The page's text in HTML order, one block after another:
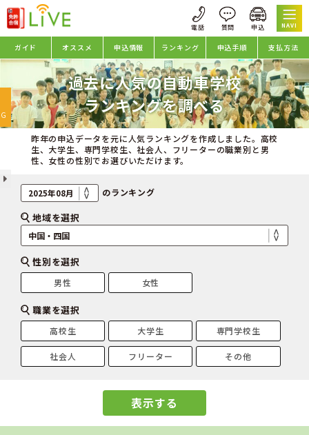
NAVI
ガイド オススメ 申込情報 ランキング 申込手順 支払方法
過去に人気の自動車学校
ランキングを調べる
昨年の申込データを元に人気ランキングを作成しました。高校
生、大学生、専門学校生、社会人、フリーターの職業別と男
性、女性の性別でお選びいただけます。
のランキング
地域を選択
性別を選択
男性 女性
職業を選択
高校生 大学生 専門学校生
社会人 フリーター その他
表示する